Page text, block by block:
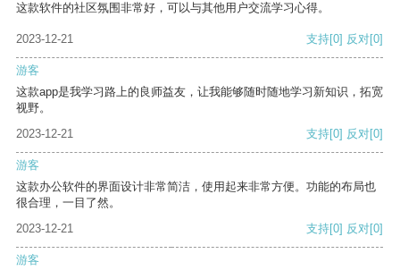
这款软件的社区氛围非常好，可以与其他用户交流学习心得。
2023-12-21 支持[0] 反对[0]
游客
这款app是我学习路上的良师益友，让我能够随时随地学习新知识，拓宽
视野。
2023-12-21
支持[0] 反对[0]
游客
这款办公软件的界面设计非常简洁，使用起来非常方便。功能的布局也
很合理，一目了然。
2023-12-21
支持[0] 反对[0]
游客